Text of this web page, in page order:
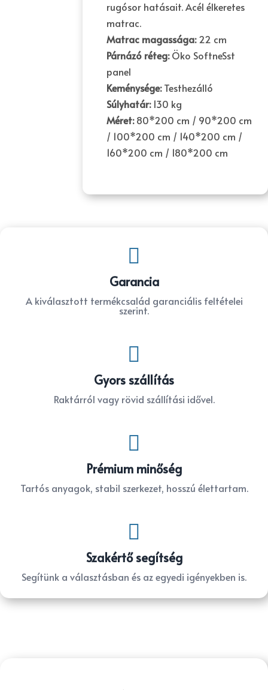
rugósor hatásait. Acél élkeretes
matrac.
Matrac magassága:22 cm
Párnázó réteg:Öko SoftneSst
panel
Keménysége:Testhezálló
Súlyhatár:130 kg
Méret:80*200 cm / 90*200 cm
/ 100*200 cm / 140*200 cm /
160*200 cm / 180*200 cm

Garancia
A kiválasztott termékcsalád garanciális feltételei
szerint.

Gyors szállítás
Raktárról vagy rövid szállítási idővel.

Prémium minőség
Tartós anyagok, stabil szerkezet, hosszú élettartam.

Szakértő segítség
Segítünk a választásban és az egyedi igényekben is.